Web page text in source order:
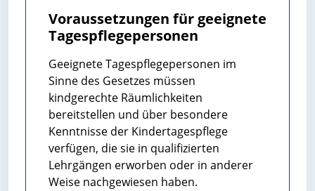
Voraussetzungen für geeignete
Tagespflegepersonen
Geeignete Tagespflegepersonen im
Sinne des Gesetzes müssen
kindgerechte Räumlichkeiten
bereitstellen und über besondere
Kenntnisse der Kindertagespflege
verfügen, die sie in qualifizierten
Lehrgängen erworben oder in anderer
Weise nachgewiesen haben.